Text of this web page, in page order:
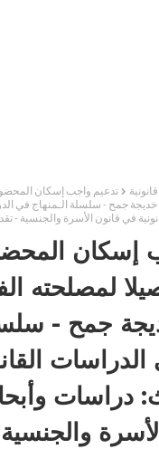
تدعيم واجب إسكان
جمح - سلسلة الـمنهاج في
في قانون الأسرة والجنسية -
إسكان
لمصلحته
جمح -
الدراسات
دراسات